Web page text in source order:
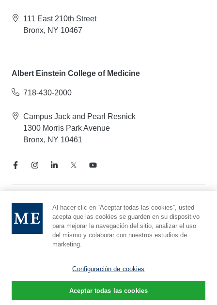
111 East 210th Street
Bronx, NY 10467
Albert Einstein College of Medicine
718-430-2000
Campus Jack and Pearl Resnick
1300 Morris Park Avenue
Bronx, NY 10461
Aviso de prácticas de privacidad
Línea directa de cumplimiento
Denunciar maltrato
Preferencias de cookies
© 2026 Montefiore Einstein
Al hacer clic en “Aceptar todas las cookies”, usted
acepta que las cookies se guarden en su dispositivo
para mejorar la navegación del sitio, analizar el uso
del mismo y colaborar con nuestros estudios de
marketing.
Configuración de cookies
Aceptar todas las cookies
Español